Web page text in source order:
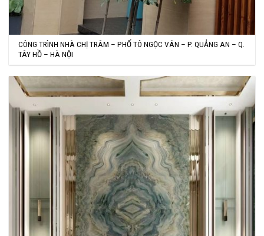
CÔNG TRÌNH NHÀ CHỊ TRÂM – PHỐ TÔ NGỌC VÂN – P. QUẢNG AN – Q.
TÂY HỒ – HÀ NỘI